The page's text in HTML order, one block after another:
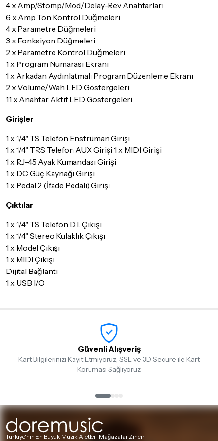
4 x Amp/Stomp/Mod/Delay-Rev Anahtarları
6 x Amp Ton Kontrol Düğmeleri
4 x Parametre Düğmeleri
3 x Fonksiyon Düğmeleri
2 x Parametre Kontrol Düğmeleri
1 x Program Numarası Ekranı
1 x Arkadan Aydınlatmalı Program Düzenleme Ekranı
2 x Volume/Wah LED Göstergeleri
11 x Anahtar Aktif LED Göstergeleri
Girişler
1 x 1/4" TS Telefon Enstrüman Girişi
1 x 1/4" TRS Telefon AUX Girişi 1 x MIDI Girişi
1 x RJ-45 Ayak Kumandası Girişi
1 x DC Güç Kaynağı Girişi
1 x Pedal 2 (İfade Pedalı) Girişi
Çıktılar
1 x 1/4" TS Telefon D.I. Çıkışı
1 x 1/4" Stereo Kulaklık Çıkışı
1 x Model Çıkışı
1 x MIDI Çıkışı
Dijital Bağlantı
1 x USB I/O
Güvenli Alışveriş
Kart Bilgilerinizi Kayıt Etmiyoruz, SSL ve 3D Secure ile Kart
Koruması Sağlıyoruz
Türkiye'nin En Büyük Müzik Aletleri Mağazalar Zinciri